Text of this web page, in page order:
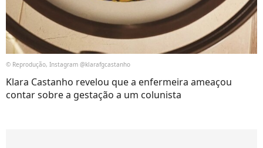
© Reprodução, Instagram @klarafgcastanho
Klara Castanho revelou que a enfermeira ameaçou
contar sobre a gestação a um colunista